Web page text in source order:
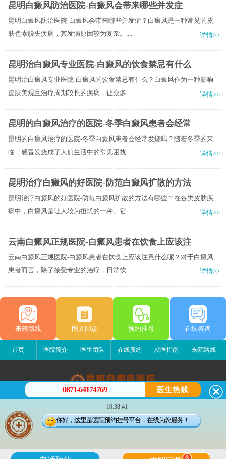
昆明白癜风防治医院-白癜风会带来哪些并发症
昆明白癜风防治医院-白癜风会带来哪些并发症？白癜风是一种常见的皮
肤色素脱失疾病，其发病原因较为复杂。.....
详情>>
昆明治白癜风专业医院-白癜风的饮食禁忌有什么
昆明治白癜风专业医院-白癜风的饮食禁忌有什么？白癜风作为一种影响
皮肤美观且治疗周期较长的疾病，让众多.....
详情>>
昆明的白癜风治疗的医院-冬季白癜风患者会经常
昆明的白癜风治疗的医院-冬季白癜风患者会经常发烧吗？随着冬季的来
临，感冒发烧成了人们生活中的常见困扰.....
详情>>
昆明治疗白癜风的好医院-防范白癜风扩散的方法
昆明治疗白癜风的好医院-防范白癜风扩散的方法有哪些？在各类皮肤疾
病中，白癜风是让人较为担忧的一种。它.....
详情>>
云南白癜风正规医院-白癜风患者在饮食上应该注
云南白癜风正规医院-白癜风患者在饮食上应该注意什么呢？对于白癜风
患者而言，除了接受专业的治疗，日常饮.....
详情>>
来院路线 图文问诊 预约挂号 在线咨询
首页 医院简介 医生团队 在线预约 就医指南 来院路线
昆明白癜风医院
昆明市五华区护国路2号
版权所有：昆明白癜风医院
滇公安备 53010202000563号
0871-64174769 医生热线
10:38:41
你好，这里是医院预约挂号平台，在线为您服务！